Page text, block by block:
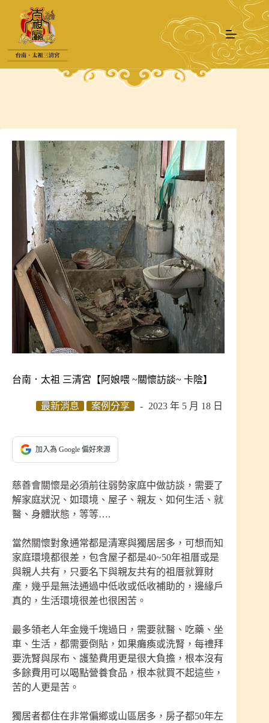
要
台南．太祖 三清宮【阿娘喂 ~關懷訪談~ 卡陰】
最新消息 案例分享 2023 年 5 月 18 日
加入為 Google 偏好來源
慈善會關懷是必須前往弱勢家庭中做訪談，需要了
解家庭狀況、如環境、屋子、親友、如何生活、就
醫、身體狀態，等等….
當然關懷對象通常都是清寒與獨居居多，可想而知
家庭環境都很差，包含屋子都是40~50年祖厝或是
與親人共有，只要名下與親友共有的祖厝就算財
產，幾乎是無法通過中低收或低收補助的，邊緣戶
真的，生活環境很差也很困苦。
最多領老人年金幾千塊過日，需要就醫、吃藥、坐
車、生活，都需要倒貼，如果癱瘓或洗腎，每禮拜
要洗腎與尿布、護墊費用更是很大負擔，根本沒有
多餘費用可以喝點營養食品，根本就買不起這些，
苦的人更是苦。
獨居者都住在非常偏鄉或山區居多，房子都50年左